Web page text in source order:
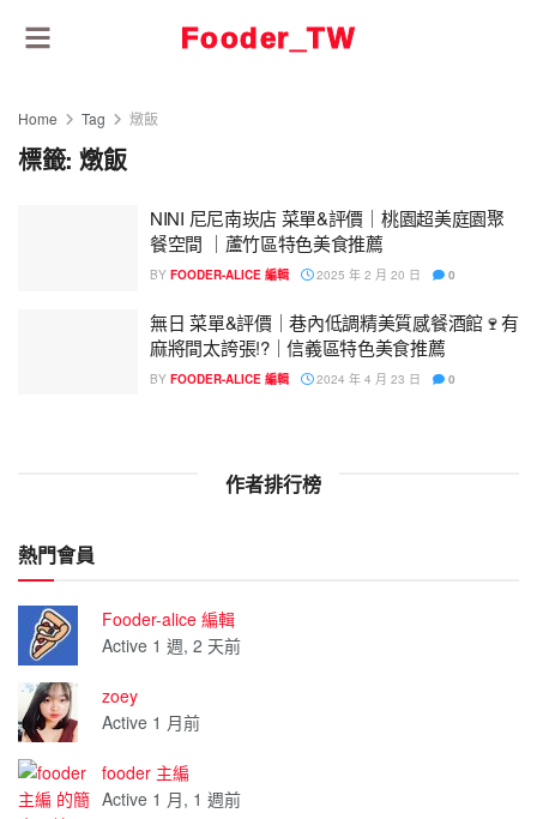
Fooder_TW
Home Tag 燉飯
標籤:燉飯
NINI 尼尼南崁店 菜單&評價｜桃園超美庭園聚
餐空間 ｜蘆竹區特色美食推薦
BY FOODER-ALICE 編輯 2025 年 2 月 20 日 0
無日 菜單&評價｜巷內低調精美質感餐酒館🍷有
麻將間太誇張!?｜信義區特色美食推薦
BY FOODER-ALICE 編輯 2024 年 4 月 23 日 0
作者排行榜
熱門會員
Fooder-alice 編輯
Active 1 週, 2 天前
zoey
Active 1 月前
fooder 主編
Active 1 月, 1 週前